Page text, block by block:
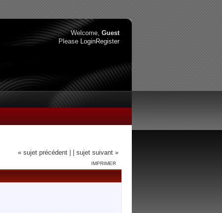
Welcome, Guest
Please LoginRegister
« sujet précédent | | sujet suivant »
IMPRIMER